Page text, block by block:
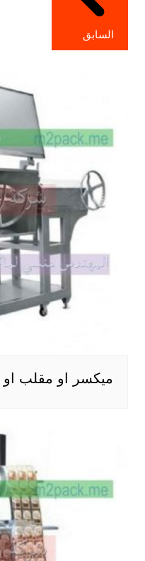
السابق
ميكسر او مقلب